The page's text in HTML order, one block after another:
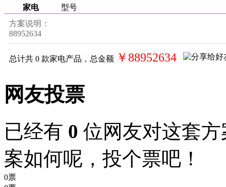
家电
型号
方案说明：
88952634
总计共 0 款家电产品，总金额 ￥88952634
网友投票
已经有 0 位网友对这套
案如何呢，投个票吧！
0票